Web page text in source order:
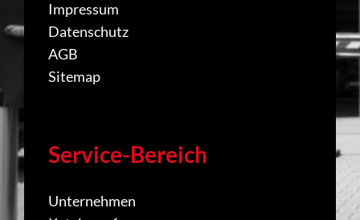
Impressum
Datenschutz
AGB
Sitemap
Service-Bereich
Unternehmen